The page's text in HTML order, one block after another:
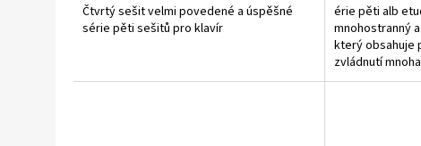
Čtvrtý sešit velmi povedené a úspěšné
série pěti sešitů pro klavír
érie pěti alb
mnohostranný
který obsahuje
zvládnutí
problémů.